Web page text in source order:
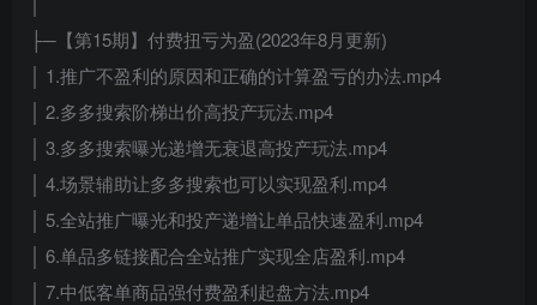
├─【第15期】付费扭亏为盈(2023年8月更新)
│ 1.推广不盈利的原因和正确的计算盈亏的办法.mp4
│ 2.多多搜索阶梯出价高投产玩法.mp4
│ 3.多多搜索曝光递增无衰退高投产玩法.mp4
│ 4.场景辅助让多多搜索也可以实现盈利.mp4
│ 5.全站推广曝光和投产递增让单品快速盈利.mp4
│ 6.单品多链接配合全站推广实现全店盈利.mp4
│ 7.中低客单商品强付费盈利起盘方法.mp4